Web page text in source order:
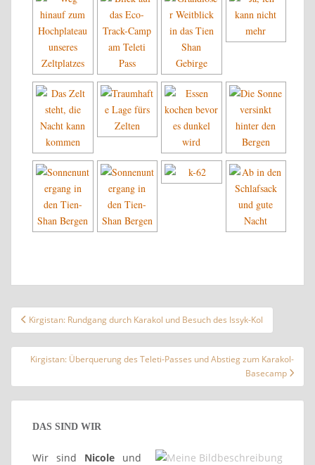
Beitragsnavigation
Kirgistan: Rundgang durch Karakol und Besuch des Issyk-Kol
Kirgistan: Überquerung des Teleti-Passes und Abstieg zum Karakol-
Basecamp
DAS SIND WIR
Wir sind Nicole und